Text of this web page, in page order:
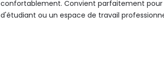
confortablement. Convient parfaitement
d'étudiant ou un espace de travail